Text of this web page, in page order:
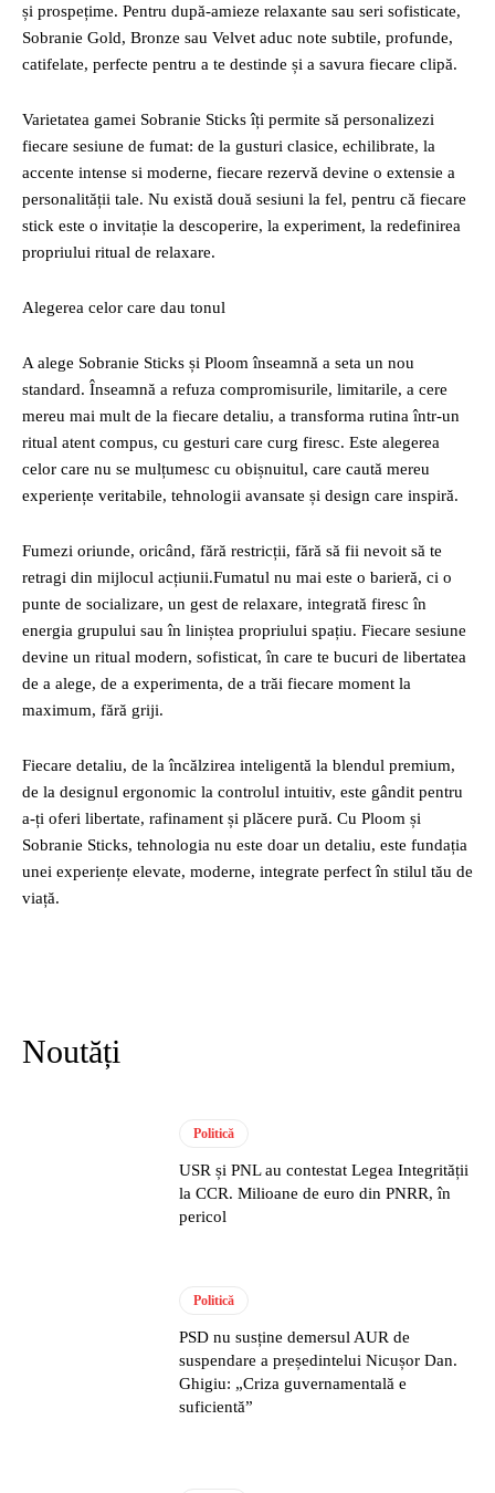
și prospețime. Pentru după-amieze relaxante sau seri sofisticate,
Sobranie Gold, Bronze sau Velvet aduc note subtile, profunde,
catifelate, perfecte pentru a te destinde și a savura fiecare clipă.
Varietatea gamei Sobranie Sticks îți permite să personalizezi
fiecare sesiune de fumat: de la gusturi clasice, echilibrate, la
accente intense si moderne, fiecare rezervă devine o extensie a
personalității tale. Nu există două sesiuni la fel, pentru că fiecare
stick este o invitație la descoperire, la experiment, la redefinirea
propriului ritual de relaxare.
Alegerea celor care dau tonul
A alege Sobranie Sticks și Ploom înseamnă a seta un nou
standard. Înseamnă a refuza compromisurile, limitarile, a cere
mereu mai mult de la fiecare detaliu, a transforma rutina într-un
ritual atent compus, cu gesturi care curg firesc. Este alegerea
celor care nu se mulțumesc cu obișnuitul, care caută mereu
experiențe veritabile, tehnologii avansate și design care inspiră.
Fumezi oriunde, oricând, fără restricții, fără să fii nevoit să te
retragi din mijlocul acțiunii.Fumatul nu mai este o barieră, ci o
punte de socializare, un gest de relaxare, integrată firesc în
energia grupului sau în liniștea propriului spațiu. Fiecare sesiune
devine un ritual modern, sofisticat, în care te bucuri de libertatea
de a alege, de a experimenta, de a trăi fiecare moment la
maximum, fără griji.
Fiecare detaliu, de la încălzirea inteligentă la blendul premium,
de la designul ergonomic la controlul intuitiv, este gândit pentru
a-ți oferi libertate, rafinament și plăcere pură. Cu Ploom și
Sobranie Sticks, tehnologia nu este doar un detaliu, este fundația
unei experiențe elevate, moderne, integrate perfect în stilul tău de
viață.
Noutăți
Politică
USR și PNL au contestat Legea Integrității
la CCR. Milioane de euro din PNRR, în
pericol
Politică
PSD nu susține demersul AUR de
suspendare a președintelui Nicușor Dan.
Ghigiu: „Criza guvernamentală e
suficientă”